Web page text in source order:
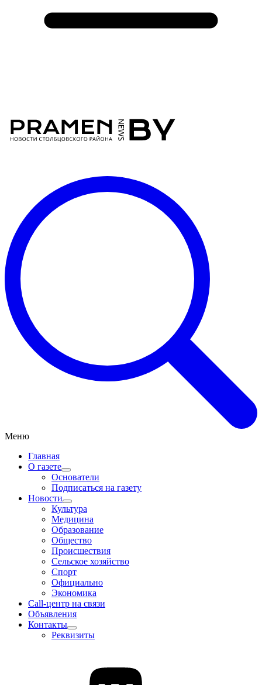
Меню
Главная
О газете
Основатели
Подписаться на газету
Новости
Культура
Медицина
Образование
Общество
Происшествия
Сельское хозяйство
Спорт
Официально
Экономика
Call-центр на связи
Объявления
Контакты
Реквизиты